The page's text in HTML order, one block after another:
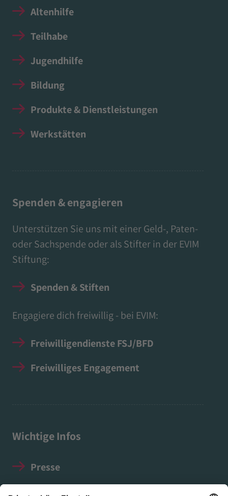
Altenhilfe
Teilhabe
Jugendhilfe
Bildung
Produkte & Dienstleistungen
Werkstätten
Spenden & engagieren
Unterstützen Sie uns mit einer Geld-, Paten-
oder Sachspende oder als Stifter in der EVIM
Stiftung:
Spenden & Stiften
Engagiere dich freiwillig - bei EVIM:
Freiwilligendienste FSJ/BFD
Freiwilliges Engagement
Wichtige Infos
Presse
Impressum